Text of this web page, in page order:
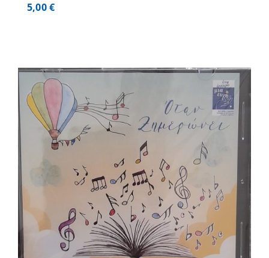
5,00€